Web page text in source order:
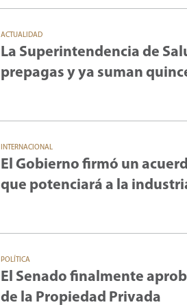
ACTUALIDAD
La Superintendencia de
prepagas y ya suman
INTERNACIONAL
El Gobierno firmó un
que potenciará a la
POLÍTICA
El Senado finalmente
de la Propiedad Privada